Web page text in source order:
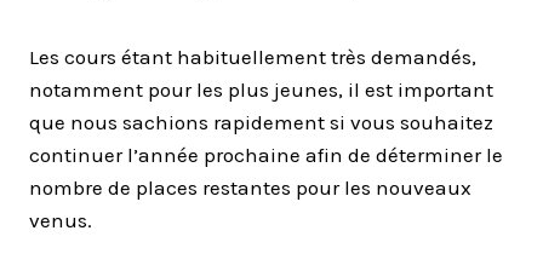
Les cours étant habituellement très demandés,
notamment pour les plus jeunes, il est important
que nous sachions rapidement si vous souhaitez
continuer l’année prochaine afin de déterminer le
nombre de places restantes pour les nouveaux
venus.